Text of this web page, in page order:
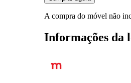
A compra do móvel não
Informações da